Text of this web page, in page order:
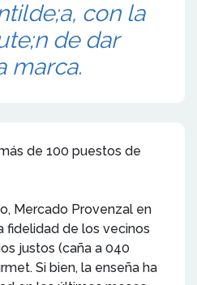
con la
de dar
marca.
de 100 puestos de
Mercado Provenzal en
fidelidad de los vecinos
justos (caña a 040
Si bien, la enseña ha